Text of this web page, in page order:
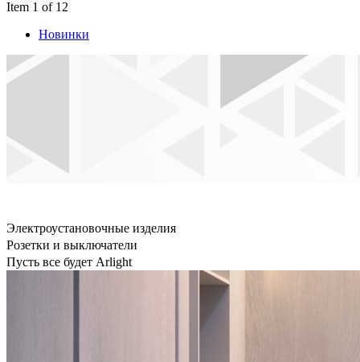
Item 1 of 12
Новинки
Электроустановочные изделия
Розетки и выключатели
Пусть все будет Arlight